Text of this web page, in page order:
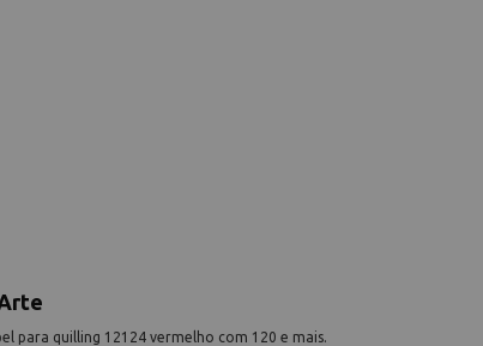
para quilling 12124 vermelho com 120 e mais.